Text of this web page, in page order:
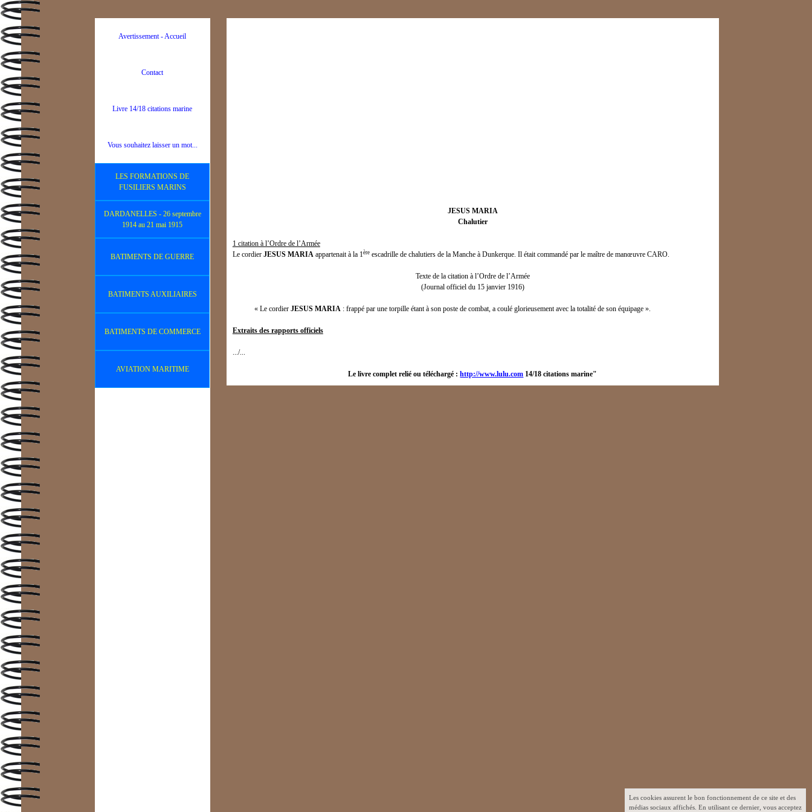
Avertissement - Accueil
Contact
Livre 14/18 citations marine
Vous souhaitez laisser un mot...
LES FORMATIONS DE
FUSILIERS MARINS
DARDANELLES - 26 septembre
1914 au 21 mai 1915
BATIMENTS DE GUERRE
BATIMENTS AUXILIAIRES
BATIMENTS DE COMMERCE
AVIATION MARITIME
JESUS MARIA
Chalutier
1 citation à l’Ordre de l’Armée
Le cordier JESUS MARIAappartenait à la 1èreescadrille de chalutiers de la Manche à Dunkerque. Il était commandé par le maître de manœuvre CARO.
Texte de la citation à l’Ordre de l’Armée
(Journal officiel du 15 janvier 1916)
« Le cordier JESUS MARIA: frappé par une torpille étant à son poste de combat, a coulé glorieusement avec la totalité de son équipage ».
Extraits des rapports officiels
.../...
Le livre complet relié ou téléchargé :http://www.lulu.com 14/18 citations marine"
Les cookies assurent le bon fonctionnement de ce site et des
médias sociaux affichés. En utilisant ce dernier, vous acceptez